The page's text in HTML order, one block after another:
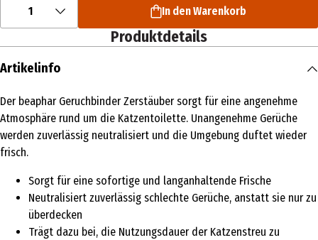
1 In den Warenkorb
Produktdetails
Artikelinfo
Der beaphar Geruchbinder Zerstäuber sorgt für eine angenehme
Atmosphäre rund um die Katzentoilette. Unangenehme Gerüche
werden zuverlässig neutralisiert und die Umgebung duftet wieder
frisch.
Sorgt für eine sofortige und langanhaltende Frische
Neutralisiert zuverlässig schlechte Gerüche, anstatt sie nur zu
überdecken
Trägt dazu bei, die Nutzungsdauer der Katzenstreu zu